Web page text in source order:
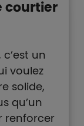
courtier
un
voulez
solide,
qu’un
renforcer